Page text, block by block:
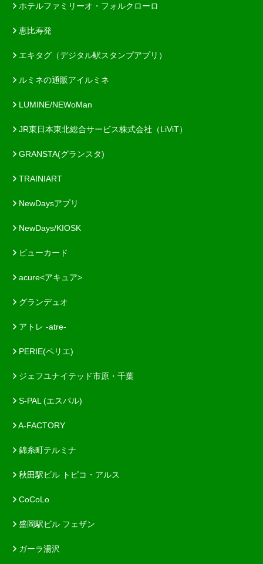
ホテルファミリーオ・フォルクローロ
恵比寿発
エキタグ（デジタル駅スタンプアプリ）
ルミネの通販アイルミネ
LUMINE/NEWoMan
JR東日本東北総合サービス株式会社（LiViT）
GRANSTA(グランスタ)
TRAINIART
NewDaysアプリ
NewDays/KIOSK
ビューカード
acure<アキュア>
グランデュオ
アトレ -atre-
PERIE(ペリエ)
ジェフユナイテッド市原・千葉
S-PAL (エスパル)
A-FACTORY
錦糸町テルミナ
秋田駅ビル トピコ・アルス
CoCoLo
盛岡駅ビル フェザン
ガーラ湯沢